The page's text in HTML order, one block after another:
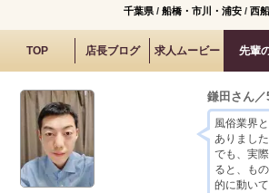
千葉県/ 船橋・市川・浦安/ 西
TOP 店長ブログ 求人ムービー 先輩
鎌田さん
風俗業界
ありました
でも、実
ると、も
的に動い